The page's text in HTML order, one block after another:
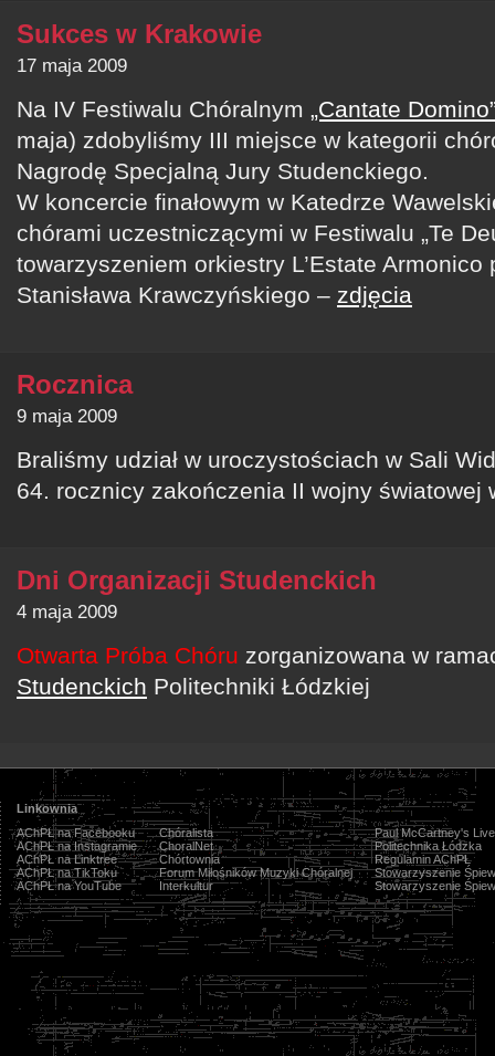
Sukces w Krakowie
17 maja 2009
Na IV Festiwalu Chóralnym „Cantate
maja) zdobyliśmy III miejsce w kategorii
Nagrodę Specjalną Jury Studenckiego.
W koncercie finałowym w Katedrze
chórami uczestniczącymi w Festiwalu „Te
towarzyszeniem orkiestry L’Estate Armonico
Stanisława Krawczyńskiego – zdjęcia
Rocznica
9 maja 2009
Braliśmy udział w uroczystościach w Sali
64. rocznicy zakończenia II wojny światowej
Dni Organizacji Studenckich
4 maja 2009
Otwarta Próba Chóru zorganizowana w
Studenckich Politechniki Łódzkiej
Linkownia
AChPŁ na Facebooku
AChPŁ na Instagramie
AChPŁ na Linktree
AChPŁ na TikToku
AChPŁ na YouTube
Chóralista
ChoralNet
Chórtownia
Forum Miłośników Muzyki Chóralnej
Interkultur
Paul McCartney's
Politechnika Łódzka
Regulamin AChPŁ
Stowarzyszenie
Stowarzyszenie